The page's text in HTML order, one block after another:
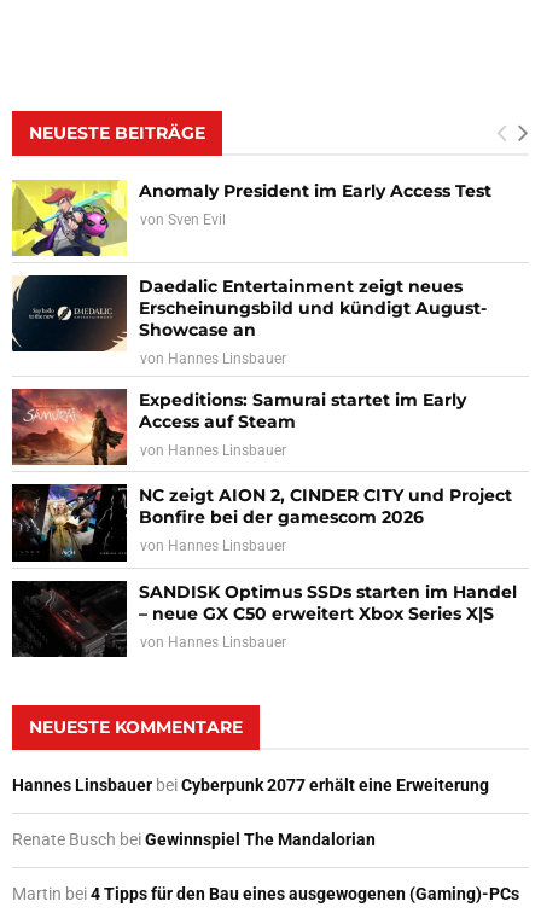
NEUESTE BEITRÄGE
Anomaly President im Early Access Test
von Sven Evil
Daedalic Entertainment zeigt neues
Erscheinungsbild und kündigt August-
Showcase an
von Hannes Linsbauer
Expeditions: Samurai startet im Early
Access auf Steam
von Hannes Linsbauer
NC zeigt AION 2, CINDER CITY und Project
Bonfire bei der gamescom 2026
von Hannes Linsbauer
SANDISK Optimus SSDs starten im Handel
– neue GX C50 erweitert Xbox Series X|S
von Hannes Linsbauer
NEUESTE KOMMENTARE
Hannes Linsbauer beiCyberpunk 2077 erhält eine Erweiterung
Renate Busch beiGewinnspiel The Mandalorian
Martin bei4 Tipps für den Bau eines ausgewogenen (Gaming)-PCs